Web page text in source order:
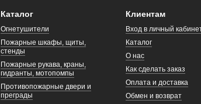
Каталог
Огнетушители
Пожарные шкафы, щиты,
стенды
Пожарные рукава, краны,
гидранты, мотопомпы
Противопожарные двери и
преграды
Клиентам
Вход в личный
Каталог
О нас
Как сделать заказ
Оплата и доставка
Обмен и возврат